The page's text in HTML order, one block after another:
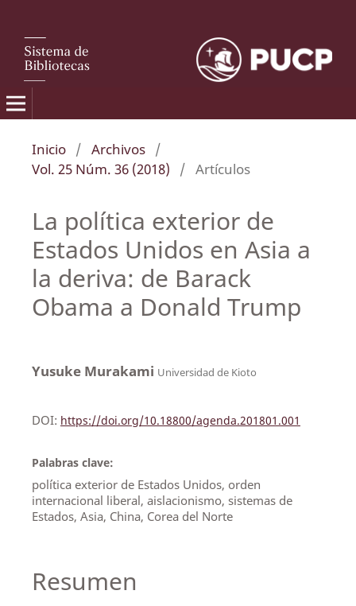
Inicio / Archivos /
Vol. 25 Núm. 36 (2018)
/ Artículos
La política exterior de
Estados Unidos en Asia a
la deriva: de Barack
Obama a Donald Trump
Yusuke Murakami Universidad de Kioto
DOI: https://doi.org/10.18800/agenda.201801.001
Palabras clave:
política exterior de Estados Unidos, orden
internacional liberal, aislacionismo, sistemas de
Estados, Asia, China, Corea del Norte
Resumen